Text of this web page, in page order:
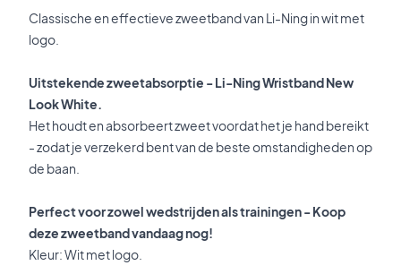
Classische en effectieve zweetband van Li-Ning in wit met
logo.
Uitstekende zweetabsorptie - Li-Ning Wristband New
Look White.
Het houdt en absorbeert zweet voordat het je hand bereikt
- zodat je verzekerd bent van de beste omstandigheden op
de baan.
Perfect voor zowel wedstrijden als trainingen - Koop
deze zweetband vandaag nog!
Kleur: Wit met logo.